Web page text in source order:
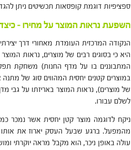
ספציפיות דוגמת קופסאות תכשיטים ניתן
השפעת נראות המוצר על מחירו –
הנקודה המרכזית העומדת מאחורי דרך
היא כי בסוגים רבים של מוצרים, נראות
המתבוננים בו על מדף החנות) משחקת
במוצרים קטנים יחסית המהווים סוג של מתנה
של מוצרים), נראות המוצר באריזתו על גבי
לשלם עבורו.
ניקח לדוגמה מוצר קטן יחסית אשר נמכר
מהמפעל. ברגע שבעל העסק יארוז את אותו
עולה באופן ניכר, הוא מקבל מראה יוקרתי